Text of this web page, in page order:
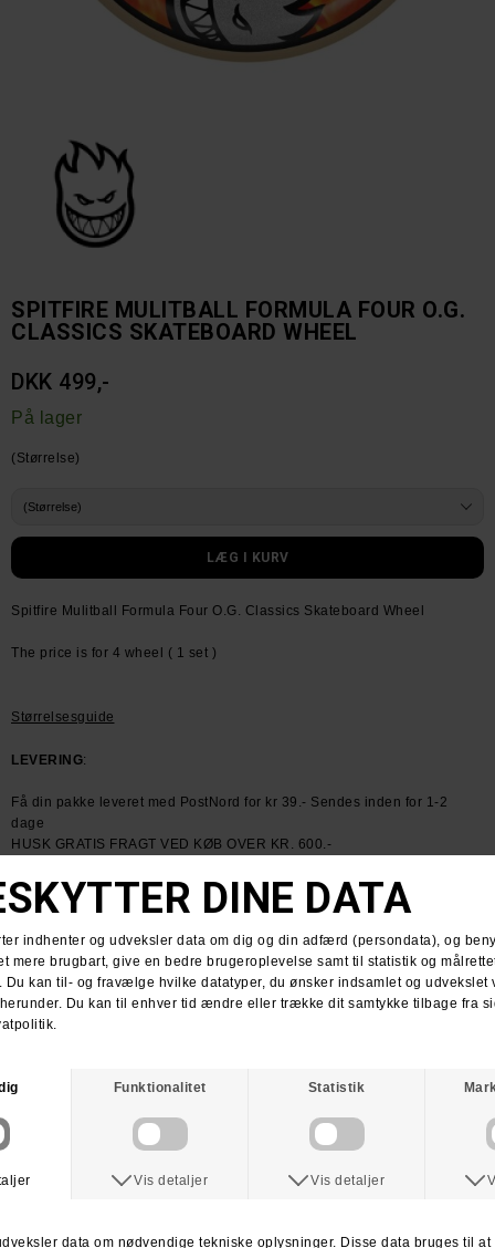
SPITFIRE MULITBALL FORMULA FOUR O.G.
CLASSICS SKATEBOARD WHEEL
DKK 499,-
På lager
(Størrelse)
Spitfire Mulitball Formula Four O.G. Classics Skateboard Wheel
The price is for 4 wheel ( 1 set )
Størrelsesguide
LEVERING:
Få din pakke leveret med PostNord for kr 39.- Sendes inden for 1-2
dage
HUSK GRATIS FRAGT VED KØB OVER KR. 600.-
RETURNERING:
Du kan vælge at få dine penge retur eller vi bytter til en anden vare.
For mere information
Spørg om varen Tip en ven
ANDRE KØBTE OGSÅ